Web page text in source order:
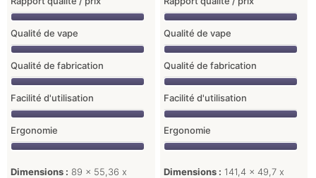
Qualité de vape
Qualité de fabrication
Facilité d'utilisation
Ergonomie
Dimensions : 89 x 55,36 x
Qualité de vape
Qualité de fabrication
Facilité d'utilisation
Ergonomie
Dimensions : 141,4 x 49,7 x